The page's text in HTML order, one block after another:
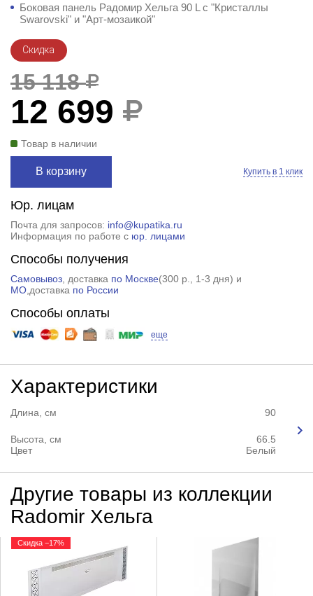
Боковая панель Радомир Хельга 90 L с "Кристаллы
Swarovski" и "Арт-мозаикой"
Скидка
15 118
12 699
Товар в наличии
В корзину Купить в 1 клик
Юр. лицам
Почта для запросов: info@kupatika.ru
Информация по работе с юр. лицами
Способы получения
Самовывоз, доставка по Москве(300 р.
, 1-3 дня) и
МО,доставка по России
Способы оплаты
еще
Характеристики
Длина, см 90
Высота, см
66.5
Цвет
Белый
Другие товары из коллекции
Radomir Хельга
Скидка −17%